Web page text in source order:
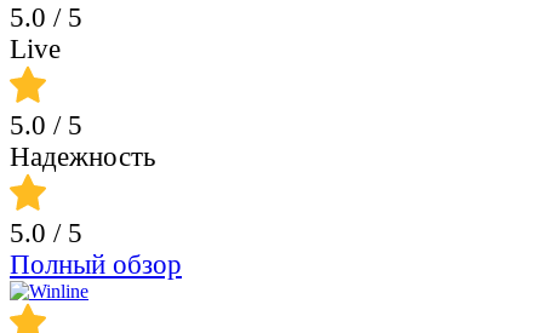
5.0 / 5
Live
5.0 / 5
Надежность
5.0 / 5
Полный обзор